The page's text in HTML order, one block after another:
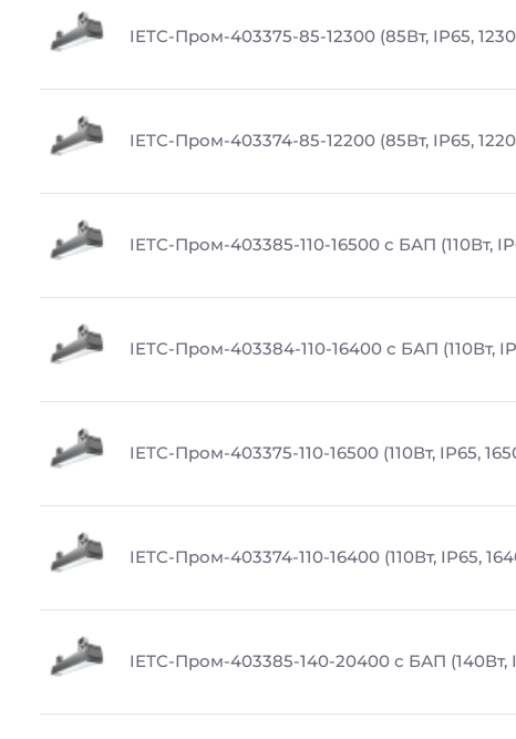
IETC-Пром-403375-85-12300 (85Вт, IP65,
IETC-Пром-403374-85-12200 (85Вт, IP65,
IETC-Пром-403385-110-16500 с БАП (110Вт,
IETC-Пром-403384-110-16400 с БАП (110Вт,
IETC-Пром-403375-110-16500 (110Вт, IP65,
IETC-Пром-403374-110-16400 (110Вт, IP65,
IETC-Пром-403385-140-20400 с БАП (140Вт,